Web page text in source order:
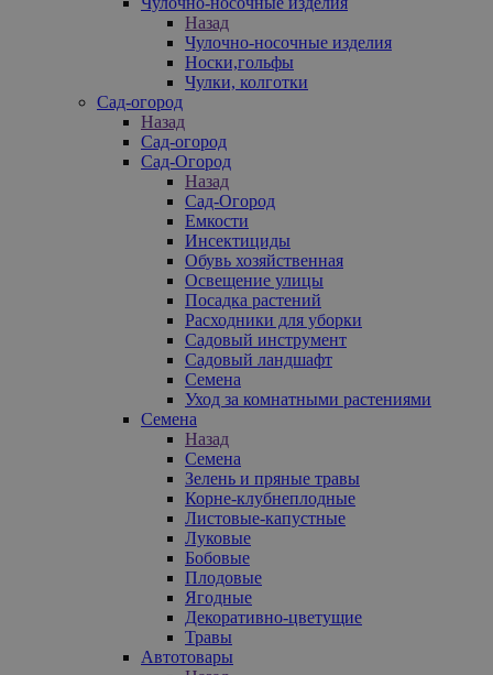
Назад
Чулочно-носочные изделия
Носки,гольфы
Чулки, колготки
Сад-огород
Назад
Сад-огород
Сад-Огород
Назад
Сад-Огород
Емкости
Инсектициды
Обувь хозяйственная
Освещение улицы
Посадка растений
Расходники для уборки
Садовый инструмент
Садовый ландшафт
Семена
Уход за комнатными растениями
Семена
Назад
Семена
Зелень и пряные травы
Корне-клубнеплодные
Листовые-капустные
Луковые
Бобовые
Плодовые
Ягодные
Декоративно-цветущие
Травы
Автотовары